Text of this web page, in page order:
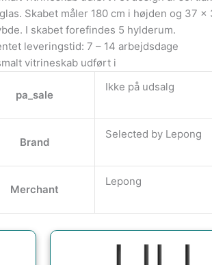
Skabet måler 180 cm i højden og 37 x
I skabet forefindes 5 hylderum.
leveringstid: 7 – 14 arbejdsdage
vitrineskab udført i
pa_sale
Ikke på udsalg
Brand
Selected by Lepong
Merchant
Lepong